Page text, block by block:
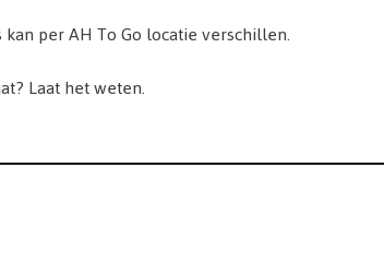
per AH To Go locatie verschillen.
Laat het weten.